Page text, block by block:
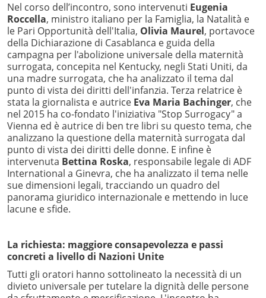
Nel corso dell’incontro, sono intervenuti Eugenia
Roccella, ministro italiano per la Famiglia, la Natalità e
le Pari Opportunità dell'Italia, Olivia Maurel, portavoce
della Dichiarazione di Casablanca e guida della
campagna per l'abolizione universale della maternità
surrogata, concepita nel Kentucky, negli Stati Uniti, da
una madre surrogata, che ha analizzato il tema dal
punto di vista dei diritti dell'infanzia. Terza relatrice è
stata la giornalista e autrice Eva Maria Bachinger, che
nel 2015 ha co-fondato l'iniziativa "Stop Surrogacy" a
Vienna ed è autrice di ben tre libri su questo tema, che
analizzano la questione della maternità surrogata dal
punto di vista dei diritti delle donne. E infine è
intervenuta Bettina Roska, responsabile legale di ADF
International a Ginevra, che ha analizzato il tema nelle
sue dimensioni legali, tracciando un quadro del
panorama giuridico internazionale e mettendo in luce
lacune e sfide.
La richiesta: maggiore consapevolezza e passi
concreti a livello di Nazioni Unite
Tutti gli oratori hanno sottolineato la necessità di un
divieto universale per tutelare la dignità delle persone